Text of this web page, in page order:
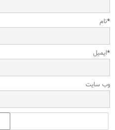
نام*
ایمیل*
وب‌ سایت